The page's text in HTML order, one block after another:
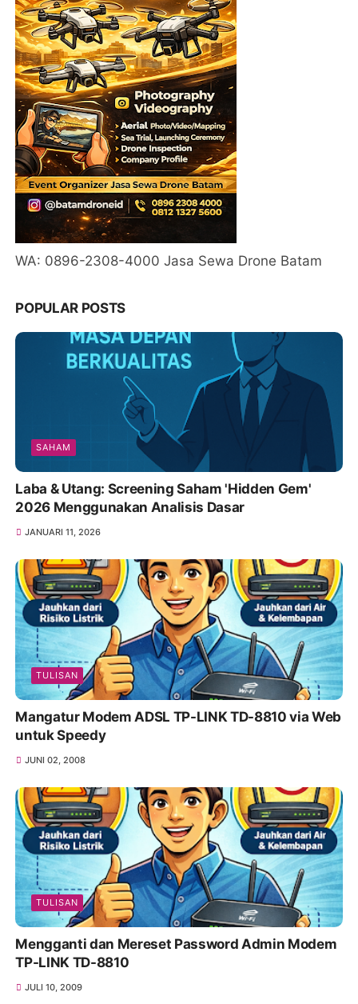
WA: 0896-2308-4000 Jasa Sewa Drone Batam
POPULAR POSTS
SAHAM
Laba & Utang: Screening Saham 'Hidden Gem'
2026 Menggunakan Analisis Dasar
JANUARI 11, 2026
TULISAN
Mangatur Modem ADSL TP-LINK TD-8810 via Web
untuk Speedy
JUNI 02, 2008
TULISAN
Mengganti dan Mereset Password Admin Modem
TP-LINK TD-8810
JULI 10, 2009